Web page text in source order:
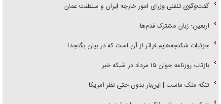
گفت‌وگوی تلفنی وزرای امور خارجه ایران و سلطنت عمان
اربعین؛ زبان مشترک قدم‌ها
جزئیات شکنجه‌هایم فراتر از آن است که در بیان بگنجد!
بازتاب روزنامه جوان ۱۵ مرداد در شبکه خبر
تنگه ملک ماست | این‌بار بدون حتی نظر امریکا